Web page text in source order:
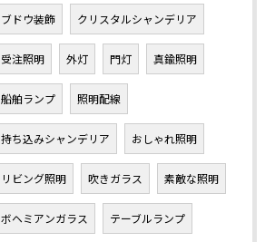
ブドウ装飾 クリスタルシャンデリア
受注照明 外灯 門灯 真鍮照明
船舶ランプ 照明配線
持ち込みシャンデリア おしゃれ照明
リビング照明 吹きガラス 素敵な照明
ボヘミアンガラス テーブルランプ